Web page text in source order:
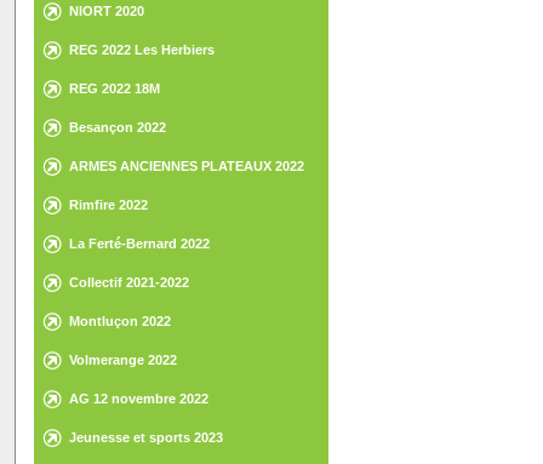
NIORT 2020
REG 2022 Les Herbiers
REG 2022 18M
Besançon 2022
ARMES ANCIENNES PLATEAUX 2022
Rimfire 2022
La Ferté-Bernard 2022
Collectif 2021-2022
Montluçon 2022
Volmerange 2022
AG 12 novembre 2022
Jeunesse et sports 2023